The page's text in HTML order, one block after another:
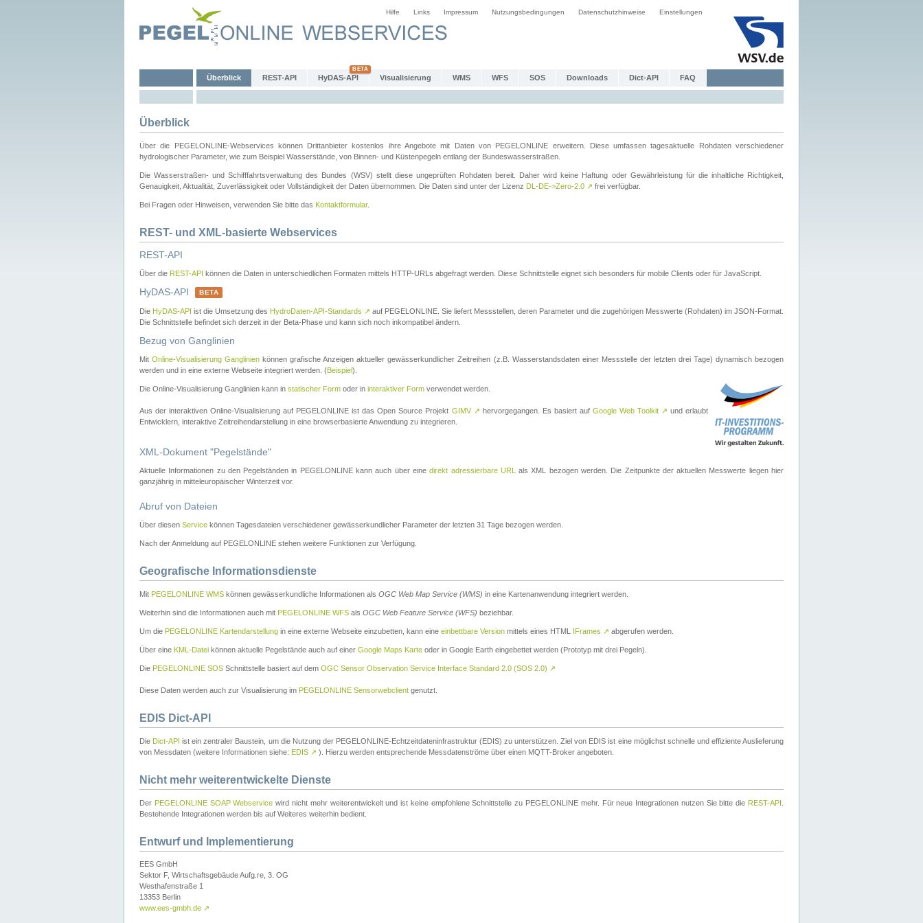
Hilfe Links Impressum Nutzungsbedingungen Datenschutzhinweise Einstellungen
Überblick REST-API HyDAS-API Visualisierung WMS WFS SOS Downloads Dict-API FAQ
Überblick
Über die PEGELONLINE-Webservices können Drittanbieter kostenlos ihre Angebote mit Daten von PEGELONLINE erweitern. Diese umfassen tagesaktuelle Rohdaten verschiedener
hydrologischer Parameter, wie zum Beispiel Wasserstände, von Binnen- und Küstenpegeln entlang der Bundeswasserstraßen.
Die Wasserstraßen- und Schifffahrtsverwaltung des Bundes (WSV) stellt diese ungeprüften Rohdaten bereit. Daher wird keine Haftung oder Gewährleistung für die inhaltliche Richtigkeit,
Genauigkeit, Aktualität, Zuverlässigkeit oder Vollständigkeit der Daten übernommen. Die Daten sind unter der Lizenz DL-DE->Zero-2.0 ↗ frei verfügbar.
Bei Fragen oder Hinweisen, verwenden Sie bitte das Kontaktformular.
REST- und XML-basierte Webservices
REST-API
Über die REST-API können die Daten in unterschiedlichen Formaten mittels HTTP-URLs abgefragt werden. Diese Schnittstelle eignet sich besonders für mobile Clients oder für JavaScript.
HyDAS-API BETA
Die HyDAS-API ist die Umsetzung des HydroDaten-API-Standards ↗ auf PEGELONLINE. Sie liefert Messstellen, deren Parameter und die zugehörigen Messwerte (Rohdaten) im JSON-Format.
Die Schnittstelle befindet sich derzeit in der Beta-Phase und kann sich noch inkompatibel ändern.
Bezug von Ganglinien
MitOnline-Visualisierung Ganglinien können grafische Anzeigen aktueller gewässerkundlicher Zeitreihen (z.B. Wasserstandsdaten einer Messstelle der letzten drei Tage) dynamisch bezogen
werden und in eine externe Webseite integriert werden. (Beispiel).
Die Online-Visualisierung Ganglinien kann in statischer Form oder in interaktiver Form verwendet werden.
Aus der interaktiven Online-Visualisierung auf PEGELONLINE ist das Open Source Projekt GIMV ↗ hervorgegangen. Es basiert auf Google Web Toolkit ↗ und erlaubt
Entwicklern, interaktive Zeitreihendarstellung in eine browserbasierte Anwendung zu integrieren.
XML-Dokument "Pegelstände"
Aktuelle Informationen zu den Pegelständen in PEGELONLINE kann auch über einedirekt adressierbare URL
als XML bezogen werden. Die Zeitpunkte der aktuellen Messwerte liegen hier
ganzjährig in mitteleuropäischer Winterzeit vor.
Abruf von Dateien
Über diesen Service können Tagesdateien verschiedener gewässerkundlicher Parameter der letzten 31 Tage bezogen werden.
Nach der Anmeldung auf PEGELONLINE stehen weitere Funktionen zur Verfügung.
Geografische Informationsdienste
Mit PEGELONLINE WMS können gewässerkundliche Informationen als OGC Web Map Service (WMS) in eine Kartenanwendung integriert werden.
Weiterhin sind die Informationen auch mit PEGELONLINE WFS als OGC Web Feature Service (WFS) beziehbar.
Um die PEGELONLINE Kartendarstellung in eine externe Webseite einzubetten, kann eine einbettbare Version mittels eines HTML IFrames ↗ abgerufen werden.
Über eine KML-Datei können aktuelle Pegelstände auch auf einer Google Maps Karte oder in Google Earth eingebettet werden (Prototyp mit drei Pegeln).
Die PEGELONLINE SOS Schnittstelle basiert auf dem OGC Sensor Observation Service Interface Standard 2.0 (SOS 2.0) ↗
Diese Daten werden auch zur Visualisierung im PEGELONLINE Sensorwebclient genutzt.
EDIS Dict-API
Die Dict-API ist ein zentraler Baustein, um die Nutzung der PEGELONLINE-Echtzeitdateninfrastruktur (EDIS) zu unterstützen. Ziel von EDIS ist eine möglichst schnelle und effiziente Auslieferung
von Messdaten (weitere Informationen siehe: EDIS ↗ ). Hierzu werden entsprechende Messdatenströme über einen MQTT-Broker angeboten.
Nicht mehr weiterentwickelte Dienste
Der PEGELONLINE SOAP Webservice wird nicht mehr weiterentwickelt und ist keine empfohlene Schnittstelle zu PEGELONLINE mehr. Für neue Integrationen nutzen Sie bitte die REST-API
Bestehende Integrationen werden bis auf Weiteres weiterhin bedient.
Entwurf und Implementierung
EES GmbH
Sektor F, Wirtschaftsgebäude Aufg.re, 3. OG
Westhafenstraße 1
13353 Berlin
www.ees-gmbh.de ↗